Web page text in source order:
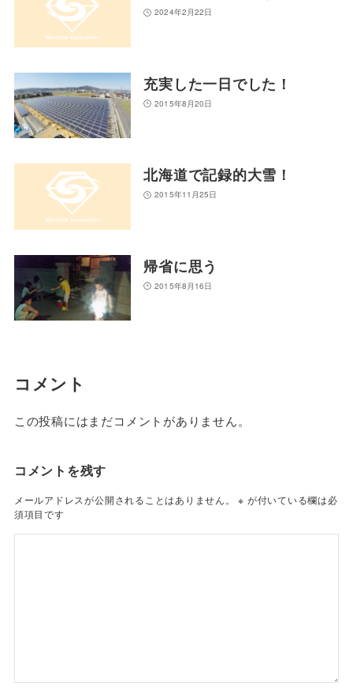
2024年2月22日
充実した一日でした！
2015年8月20日
北海道で記録的大雪！
2015年11月25日
帰省に思う
2015年8月16日
コメント
この投稿にはまだコメントがありません。
コメントを残す
メールアドレスが公開されることはありません。 ※ が付いている欄は必
須項目です